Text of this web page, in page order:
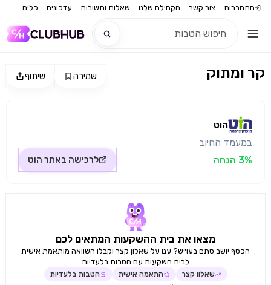
התחברות צור קשר הקהילה שלנו שאלות ותשובות עדכונים כלים
שיתוף שמירה קר ומתוק
הוט
במעמד החיוב
3% הנחה
לרכישה באתר הוט
מצאו את בית ההשקעות המתאים לכם
הכסף יושב סתם בעו״ש? ענו על שאלון קצר וקבלו השוואה מותאמת אישית
לבית השקעות עם הטבות בלעדיות
שאלון קצר התאמה אישית הטבות בלעדיות